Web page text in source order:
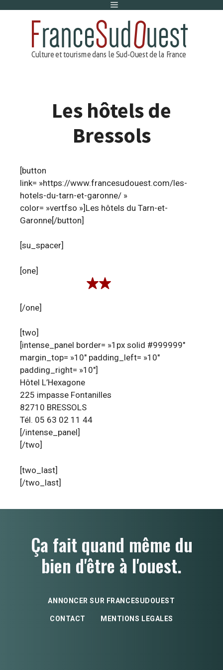
Menu
Les hôtels de
Bressols
[button
link= »https://www.francesudouest.com/les-
hotels-du-tarn-et-garonne/ »
color= »vertfso »]Les hôtels du Tarn-et-
Garonne[/button]
[su_spacer]
[one]
[/one]
[two]
[intense_panel border= »1px solid #999999″
margin_top= »10″ padding_left= »10″
padding_right= »10″]
Hôtel L’Hexagone
225 impasse Fontanilles
82710 BRESSOLS
Tél. 05 63 02 11 44
[/intense_panel]
[/two]
[two_last]
[/two_last]
Ça fait quand même du
bien d'être à l'ouest.
ANNONCER SUR FRANCESUDOUEST
CONTACT MENTIONS LEGALES